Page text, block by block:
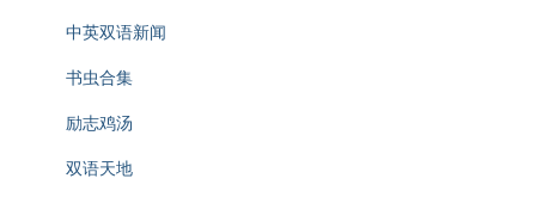
中英双语新闻
书虫合集
励志鸡汤
双语天地